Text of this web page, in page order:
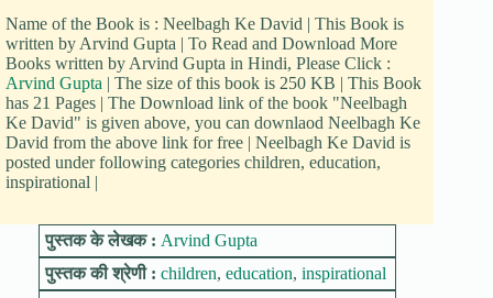
Name of the Book is : Neelbagh Ke David | This Book is
written by Arvind Gupta | To Read and Download More
Books written by Arvind Gupta in Hindi, Please Click :
Arvind Gupta | The size of this book is 250 KB | This Book
has 21 Pages | The Download link of the book "Neelbagh
Ke David" is given above, you can downlaod Neelbagh Ke
David from the above link for free | Neelbagh Ke David is
posted under following categories children, education,
inspirational |
पुस्तक के लेखक : Arvind Gupta
पुस्तक की श्रेणी : children, education, inspirational